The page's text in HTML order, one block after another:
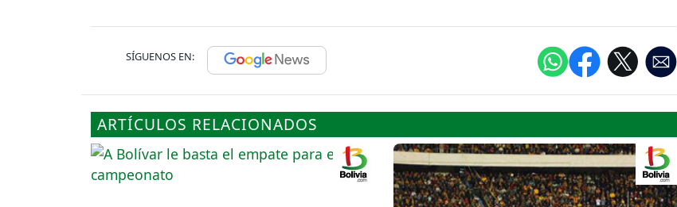
SÍGUENOS EN:
ARTÍCULOS RELACIONADOS